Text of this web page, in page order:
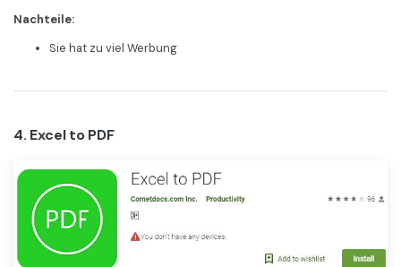
Nachteile:
Sie hat zu viel Werbung
4. Excel to PDF